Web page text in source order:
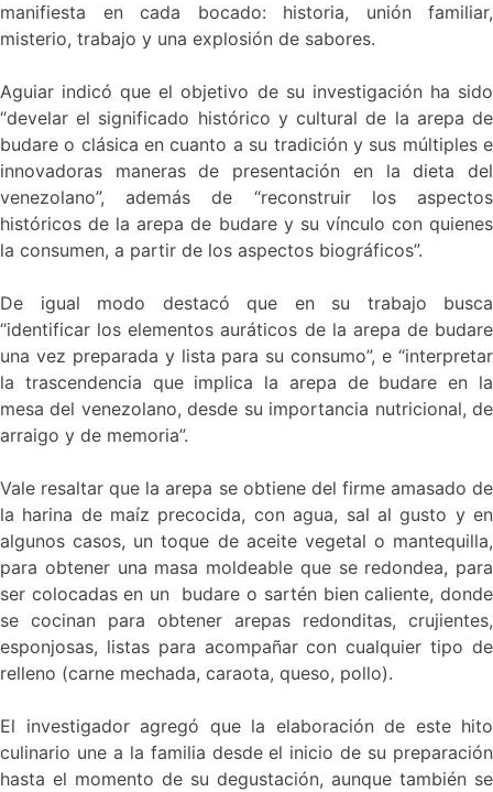
manifiesta en cada bocado: historia, unión familiar,
misterio, trabajo y una explosión de sabores.
Aguiar indicó que el objetivo de su investigación ha sido
“develar el significado histórico y cultural de la arepa de
budare o clásica en cuanto a su tradición y sus múltiples e
innovadoras maneras de presentación en la dieta del
venezolano”, además de “reconstruir los aspectos
históricos de la arepa de budare y su vínculo con quienes
la consumen, a partir de los aspectos biográficos”.
De igual modo destacó que en su trabajo busca
“identificar los elementos auráticos de la arepa de budare
una vez preparada y lista para su consumo”, e “interpretar
la trascendencia que implica la arepa de budare en la
mesa del venezolano, desde su importancia nutricional, de
arraigo y de memoria”.
Vale resaltar que la arepa se obtiene del firme amasado de
la harina de maíz precocida, con agua, sal al gusto y en
algunos casos, un toque de aceite vegetal o mantequilla,
para obtener una masa moldeable que se redondea, para
ser colocadas en un budare o sartén bien caliente, donde
se cocinan para obtener arepas redonditas, crujientes,
esponjosas, listas para acompañar con cualquier tipo de
relleno (carne mechada, caraota, queso, pollo).
El investigador agregó que la elaboración de este hito
culinario une a la familia desde el inicio de su preparación
hasta el momento de su degustación, aunque también se